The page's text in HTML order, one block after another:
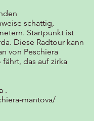
schattig,
Startpunkt ist
Diese Radtour kann
von Peschiera
das auf zirka
.
mantova/